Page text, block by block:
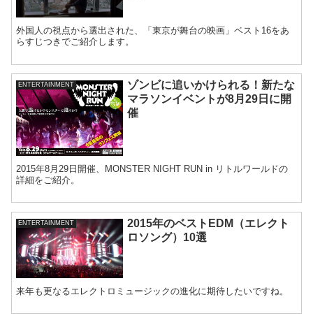
外国人の視点から選出された、「東京が舞台の映画」ベスト16をあ
らすじつきでご紹介します。
ENTERTAINMENT
ゾンビに追いかけられる！新たな
マラソンイベントが8月29日に開
催
2015年8月29日開催、MONSTER NIGHT RUN in リトルワールドの
詳細をご紹介。
ENTERTAINMENT
2015年のベストEDM（エレクト
ロソング）10選
来年も更なるエレクトロミュージックの進化に期待したいですね。